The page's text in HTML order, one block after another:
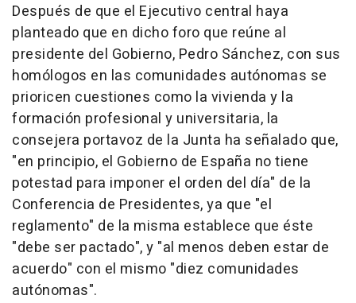
Después de que el Ejecutivo central haya
planteado que en dicho foro que reúne al
presidente del Gobierno, Pedro Sánchez, con sus
homólogos en las comunidades autónomas se
prioricen cuestiones como la vivienda y la
formación profesional y universitaria, la
consejera portavoz de la Junta ha señalado que,
"en principio, el Gobierno de España no tiene
potestad para imponer el orden del día" de la
Conferencia de Presidentes, ya que "el
reglamento" de la misma establece que éste
"debe ser pactado", y "al menos deben estar de
acuerdo" con el mismo "diez comunidades
autónomas".